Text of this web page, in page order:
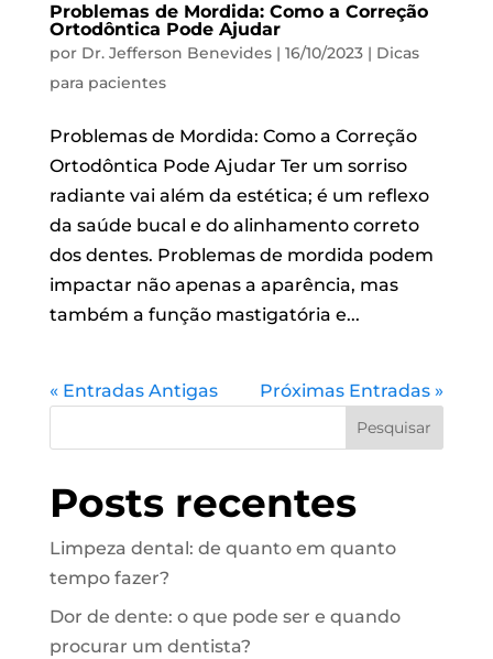
Problemas de Mordida: Como a Correção
Ortodôntica Pode Ajudar
por Dr. Jefferson Benevides| 16/10/2023| Dicas
para pacientes
Problemas de Mordida: Como a Correção
Ortodôntica Pode Ajudar Ter um sorriso
radiante vai além da estética; é um reflexo
da saúde bucal e do alinhamento correto
dos dentes. Problemas de mordida podem
impactar não apenas a aparência, mas
também a função mastigatória e...
« Entradas Antigas Próximas Entradas »
Pesquisar
Posts recentes
Limpeza dental: de quanto em quanto
tempo fazer?
Dor de dente: o que pode ser e quando
procurar um dentista?